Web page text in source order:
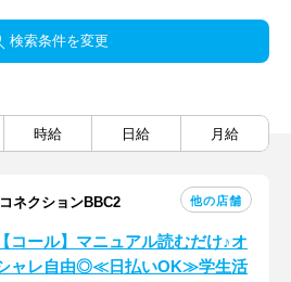
検索条件を変更
時給 日給 月給
ネクションBBC2 他の店舗
【コール】マニュアル読むだけ♪オ
ャレ自由◎≪日払いOK≫学生活